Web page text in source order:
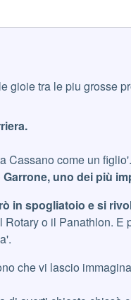
gioie tra le piu grosse
Cassano come un
uno dei più
in spogliatoio e si
Rotary o il Panathlon.
che vi lascio